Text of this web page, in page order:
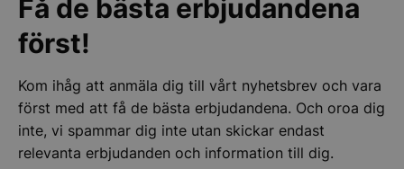
Få de bästa erbjudandena
först!
Kom ihåg att anmäla dig till vårt nyhetsbrev och vara
först med att få de bästa erbjudandena. Och oroa dig
inte, vi spammar dig inte utan skickar endast
relevanta erbjudanden och information till dig.
Strikt nödvändiga kakor tillåter
kärnwebbplatsfunktioner som användarinloggning
och kontohantering. Webbplatsen kan inte
användas ordentligt utan strikt nödvändiga cookies.
Namn
Leverantör